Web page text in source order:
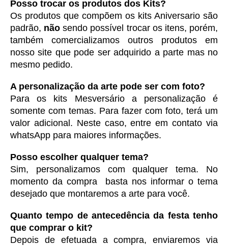
Posso trocar os produtos dos Kits?
Os produtos que compõem os kits Aniversario são
padrão, não sendo possível trocar os itens, porém,
também comercializamos outros produtos em
nosso site que pode ser adquirido a parte mas no
mesmo pedido.
A personalização da arte pode ser com foto?
Para os kits Mesversário a personalização é
somente com temas. Para fazer com foto, terá um
valor adicional. Neste caso, entre em contato via
whatsApp para maiores informações.
Posso escolher qualquer tema?
Sim, personalizamos com qualquer tema. No
momento da compra  basta nos informar o tema
desejado que montaremos a arte para você.
Quanto tempo de antecedência da festa tenho
que comprar o kit?
Depois de efetuada a compra, enviaremos via